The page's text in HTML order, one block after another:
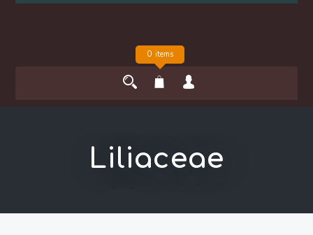
0 items
Liliaceae